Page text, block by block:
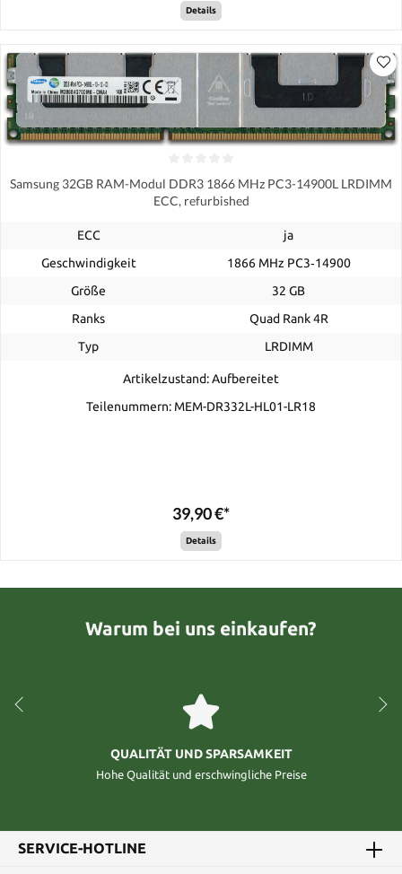
Details
Samsung 32GB RAM-Modul DDR3 1866 MHz PC3-14900L LRDIMM
ECC, refurbished
ECC
ja
Geschwindigkeit
1866 MHz PC3‑14900
Größe
32 GB
Ranks
Quad Rank 4R
Typ
LRDIMM
Artikelzustand: Aufbereitet
Teilenummern: MEM-DR332L-HL01-LR18
39,90 €*
Details
Warum bei uns einkaufen?
QUALITÄT UND SPARSAMKEIT
Hohe Qualität und erschwingliche Preise
SERVICE-HOTLINE